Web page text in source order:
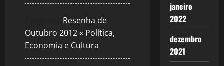
Resenha de
Outubro 2012 « Política,
Economia e Cultura
janeiro
2022
dezembro
2021